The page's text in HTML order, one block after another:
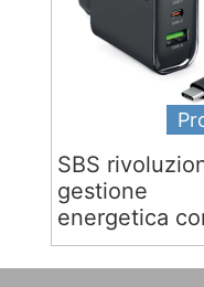
SBS
gestione
energetica